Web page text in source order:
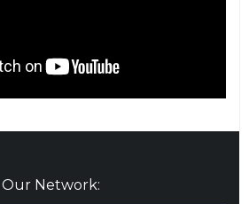
Our Network: